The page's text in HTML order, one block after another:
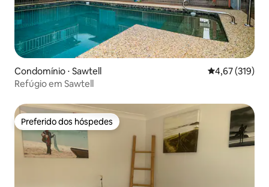
Condomínio ⋅ Sawtell 4,67 de uma
4,67 (319)
Refúgio em Sawtell
Preferido dos hóspedes
Preferido dos hóspedes